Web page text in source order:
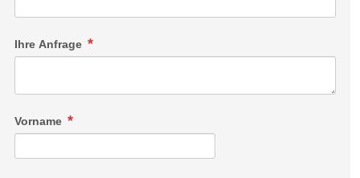
Ihre Anfrage
Vorname